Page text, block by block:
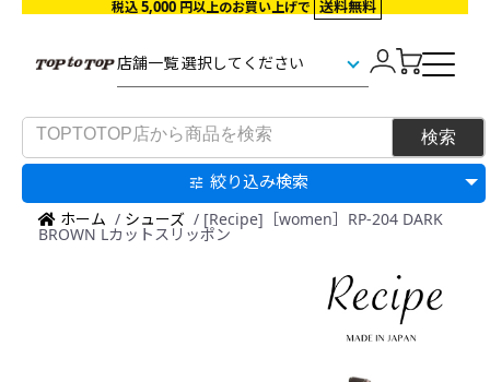
税込5,000 円以上のお買い上げで 送料無料
絞り込み検索
ホーム / シューズ / [Recipe]［women］RP-204 DARK
BROWN Lカットスリッポン
Made
in